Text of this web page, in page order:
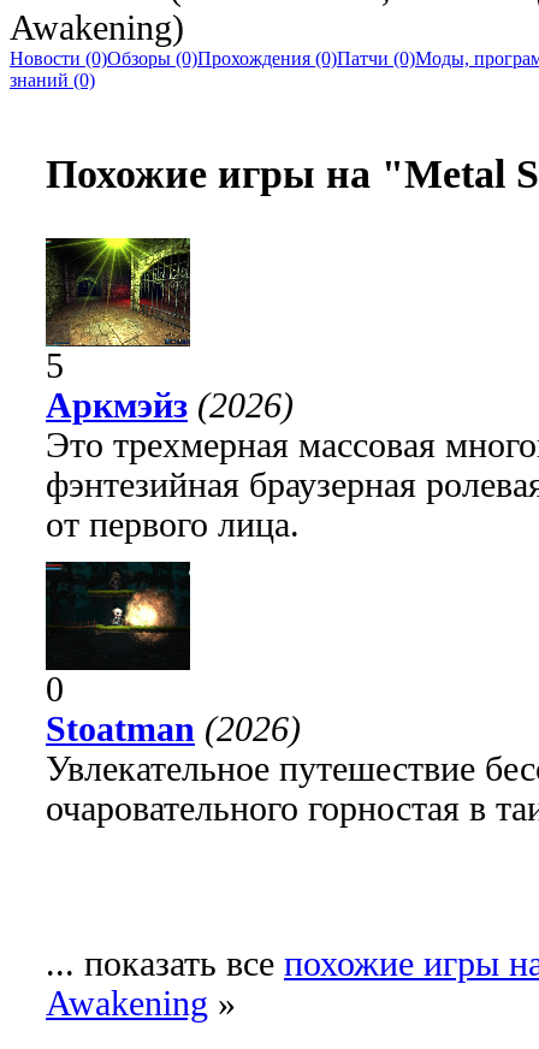
Awakening)
Новости (0)Обзоры (0)Прохождения (0)Патчи (0)Моды,
знаний (0)
Похожие игры на "Metal
5
Аркмэйз (2026)
Это трехмерная массовая
фэнтезийная браузерная
от первого лица.
0
Stoatman (2026)
Увлекательное путешествие
очаровательного горностая в
... показать все похожие игры
Awakening »